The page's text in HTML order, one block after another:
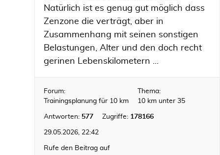
Natürlich ist es genug gut möglich dass
Zenzone die verträgt, aber in
Zusammenhang mit seinen sonstigen
Belastungen, Alter und den doch recht
gerinen Lebenskilometern ...
Forum:
Trainingsplanung für 10 km
Thema:
10 km unter 35
Antworten: 577 Zugriffe: 178166
29.05.2026, 22:42
Rufe den Beitrag auf